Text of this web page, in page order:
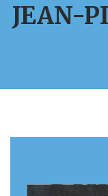
JEAN-